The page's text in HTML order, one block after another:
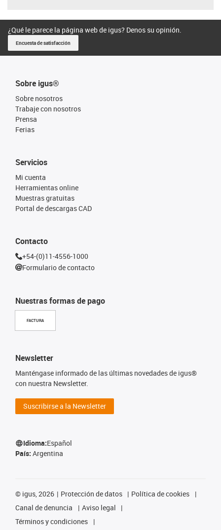
¿Qué le parece la página web de igus? Denos su opinión.
Encuesta de satisfacción
Sobre igus®
Sobre nosotros
Trabaje con nosotros
Prensa
Ferias
Nuestras formas de pago
FACTURA
Servicios
Mi cuenta
Herramientas online
Muestras gratuitas
Portal de descargas CAD
Contacto
+54-(0)11-4556-1000
Formulario de contacto
Newsletter
Manténgase informado de las últimas novedades de igus®
con nuestra Newsletter.
Suscribirse a la Newsletter
Idioma:Español
País: Argentina
© igus, 2026 Protección de datos
Política de cookies
Canal de denuncia
Aviso legal
Términos y condiciones